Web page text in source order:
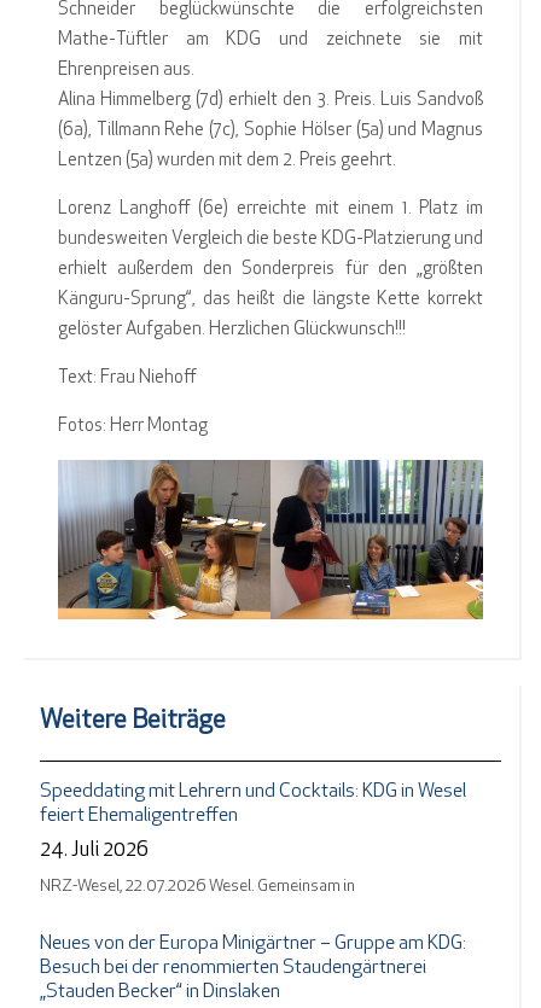
Schneider beglückwünschte die erfolgreichsten
Mathe-Tüftler am KDG und zeichnete sie mit
Ehrenpreisen aus.
Alina Himmelberg (7d) erhielt den 3. Preis. Luis Sandvoß
(6a), Tillmann Rehe (7c), Sophie Hölser (5a) und Magnus
Lentzen (5a) wurden mit dem 2. Preis geehrt.
Lorenz Langhoff (6e) erreichte mit einem 1. Platz im
bundesweiten Vergleich die beste KDG-Platzierung und
erhielt außerdem den Sonderpreis für den „größten
Känguru-Sprung“, das heißt die längste Kette korrekt
gelöster Aufgaben. Herzlichen Glückwunsch!!!
Text: Frau Niehoff
Fotos: Herr Montag
Weitere Beiträge
Speeddating mit Lehrern und Cocktails: KDG in Wesel
feiert Ehemaligentreffen
24. Juli 2026
NRZ-Wesel, 22.07.2026 Wesel. Gemeinsam in
Neues von der Europa Minigärtner – Gruppe am KDG:
Besuch bei der renommierten Staudengärtnerei
„Stauden Becker“ in Dinslaken